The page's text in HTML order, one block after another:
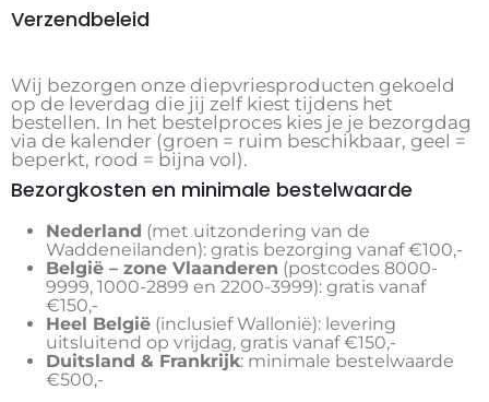
Verzendbeleid
Wij bezorgen onze diepvriesproducten gekoeld
op de leverdag die jij zelf kiest tijdens het
bestellen. In het bestelproces kies je je bezorgdag
via de kalender (groen = ruim beschikbaar, geel =
beperkt, rood = bijna vol).
Bezorgkosten en minimale bestelwaarde
Nederland (met uitzondering van de
Waddeneilanden): gratis bezorging vanaf €100,-
België – zone Vlaanderen (postcodes 8000-
9999, 1000-2899 en 2200-3999): gratis vanaf
€150,-
Heel België (inclusief Wallonië): levering
uitsluitend op vrijdag, gratis vanaf €150,-
Duitsland & Frankrijk: minimale bestelwaarde
€500,-